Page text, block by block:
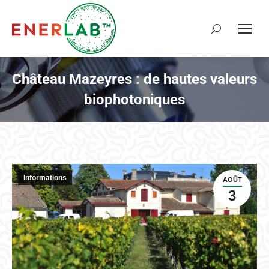
Recherche
Château Mazeyres : de hautes valeurs
biophotoniques
AOÛT
3
Informations